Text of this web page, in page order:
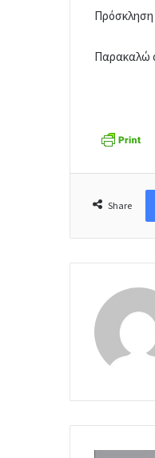
Πρόσκληση
Παρακαλώ
Share